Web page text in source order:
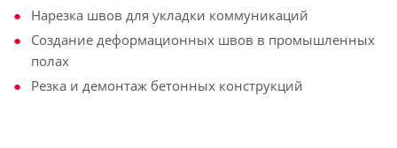
Нарезка швов для укладки коммуникаций
Создание деформационных швов в промышленных
полах
Резка и демонтаж бетонных конструкций